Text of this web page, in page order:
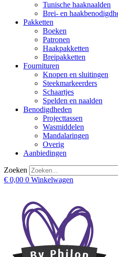
Tunische haaknaalden
Brei- en
Pakketten
Boeken
Patronen
Haakpakketten
Breipakketten
Fournituren
Knopen en sluitingen
Steekmarkeerders
Schaartjes
Spelden en naalden
Benodigdheden
Projecttassen
Wasmiddelen
Mandalaringen
Overig
Aanbiedingen
Zoeken
€ 0,00 0 Winkelwagen